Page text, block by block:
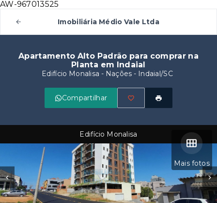
AW-967013525
Imobiliária Médio Vale Ltda
Apartamento Alto Padrão para comprar na
Planta em Indaial
Edifício Monalisa - Nações - Indaial/SC
Compartilhar
Mais fotos
Edifício Monalisa